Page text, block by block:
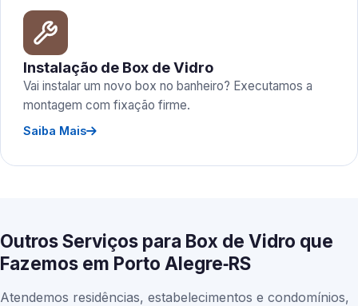
Instalação de Box de Vidro
Vai instalar um novo box no banheiro? Executamos a
montagem com fixação firme.
Saiba Mais
Outros Serviços para Box de Vidro que
Fazemos em Porto Alegre‑RS
Atendemos residências, estabelecimentos e condomínios,